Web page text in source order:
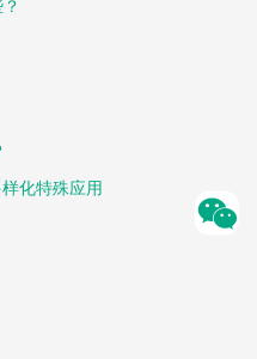
化特殊应用